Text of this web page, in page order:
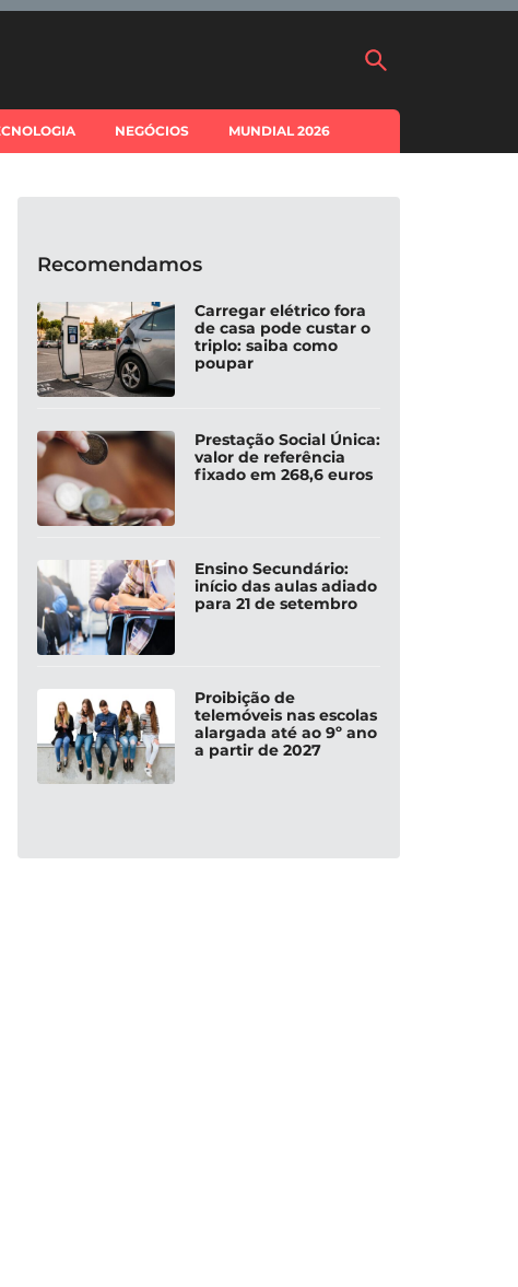
NEGÓCIOS MUNDIAL 2026
Recomendamos
Carregar elétrico fora
de casa pode custar o
triplo: saiba como
poupar
Prestação Social Única:
valor de referência
fixado em 268,6 euros
Ensino Secundário:
início das aulas adiado
para 21 de setembro
Proibição de
telemóveis nas escolas
alargada até ao 9º ano
a partir de 2027